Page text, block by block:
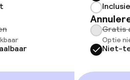
kamers beschikbaar
beschikbaar
Gratis
Optie
Niet-